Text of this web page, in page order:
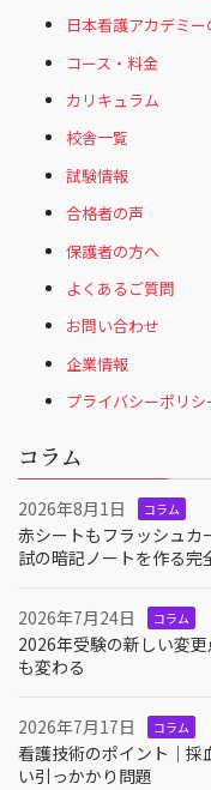
日本看護アカデミ
コース・料金
カリキュラム
校舎一覧
試験情報
合格者の声
保護者の方へ
よくあるご質問
お問い合わせ
企業情報
プライバシーポリシ
コラム
2026年8月1日 コラム
赤シートもフラッシュ
試の暗記ノートを作る完
2026年7月24日 コラム
2026年受験の新しい変
も変わる
2026年7月17日 コラム
看護技術のポイント｜採
い引っかかり問題